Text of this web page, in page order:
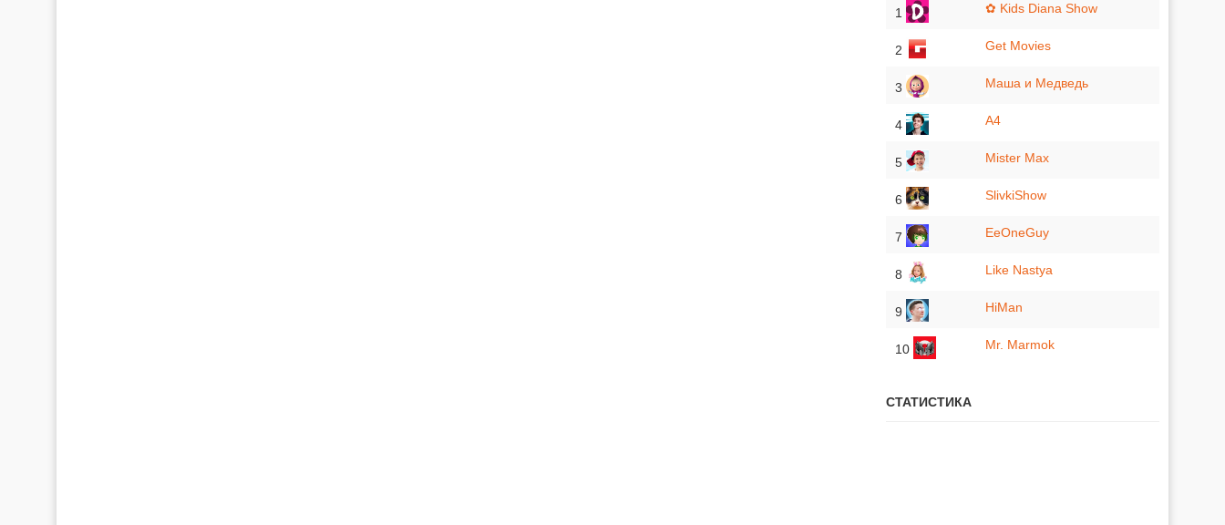
1 ✿ Kids Diana Show
2 Get Movies
3 Маша и Медведь
4 A4
5 Mister Max
6 SlivkiShow
7 EeOneGuy
8 Like Nastya
9 HiMan
10 Mr. Marmok
СТАТИСТИКА